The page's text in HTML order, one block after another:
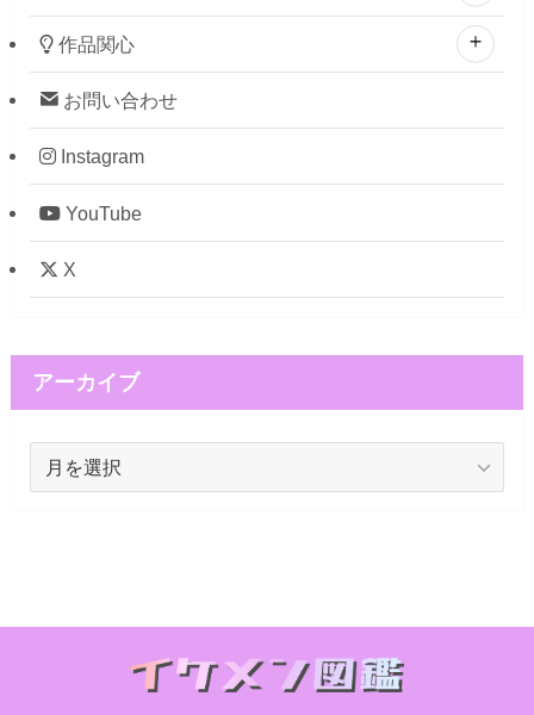
作品関心
お問い合わせ
Instagram
YouTube
X
アーカイブ